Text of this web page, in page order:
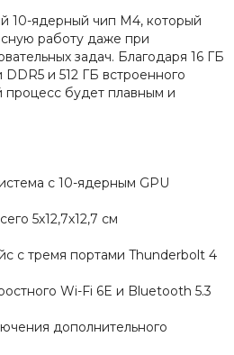
10-ядерный чип M4, который
работу даже при
задач. Благодаря 16 ГБ
и 512 ГБ встроенного
будет плавным и
с 10-ядерным GPU
5х12,7х12,7 см
с тремя портами Thunderbolt 4
Wi-Fi 6E и Bluetooth 5.3
дополнительного